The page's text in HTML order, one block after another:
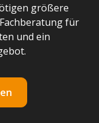
größere
für
und ein